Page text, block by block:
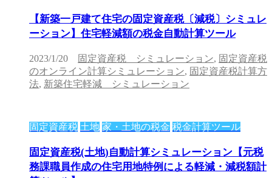
【新築一戸建て住宅の固定資産税〔減税〕シミュレ
ーション】住宅軽減額の税金自動計算ツール
2023/1/20 固定資産税 シミュレーション, 固定資産税
のオンライン計算シミュレーション, 固定資産税計算方
法, 新築住宅軽減 シミュレーション
固定資産税 土地 家・土地の税金 税金計算ツール
固定資産税(土地)自動計算シミュレーション【元税
務課職員作成の住宅用地特例による軽減・減税額計